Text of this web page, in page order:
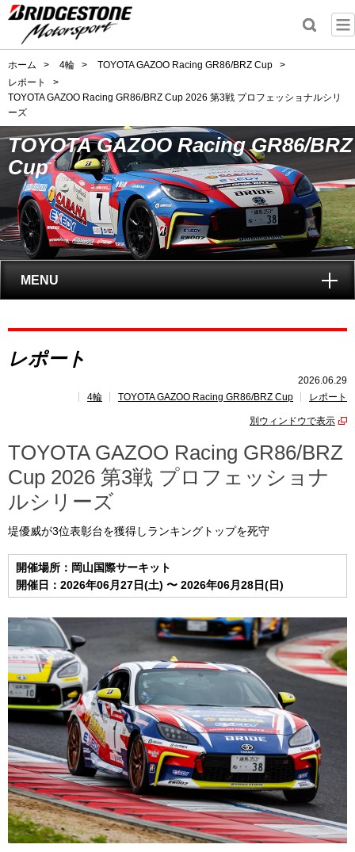
ホーム > 4輪 > TOYOTA GAZOO Racing GR86/BRZ Cup
>
レポート
>
TOYOTA GAZOO Racing GR86/BRZ Cup 2026 第3戦 プロフェッショナルシリ
ーズ
TOYOTA GAZOO Racing GR86/BRZ
Cup
MENU
GAZOO Racing GR86/BRZ Cupとは?
レース開催スケジュール
GAZOO Racing GR86/BRZ Cup INSIGHT
レポート
2026.06.29
4輪
TOYOTA GAZOO Racing GR86/BRZ Cup レポート
別ウィンドウで表示
TOYOTA GAZOO Racing GR86/BRZ
Cup 2026 第3戦 プロフェッショナ
ルシリーズ
堤優威が3位表彰台を獲得しランキングトップを死守
開催場所：岡山国際サーキット
開催日：2026年06月27日(土) 〜 2026年06月28日(日)